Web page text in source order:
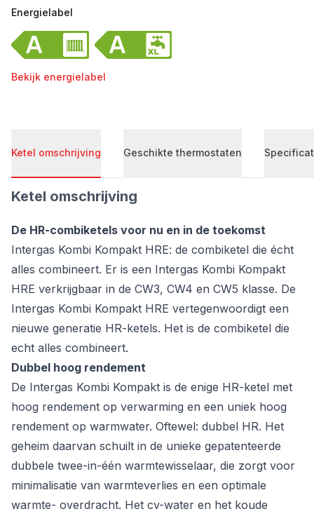
Energielabel
Bekijk energielabel
Ketel omschrijving Geschikte thermostaten
Ketel omschrijving
De HR-combiketels voor nu en in de toekomst
Intergas Kombi Kompakt HRE: de combiketel die écht
alles combineert. Er is een Intergas Kombi Kompakt
HRE verkrijgbaar in de CW3, CW4 en CW5 klasse. De
Intergas Kombi Kompakt HRE vertegenwoordigt een
nieuwe generatie HR-ketels. Het is de combiketel die
echt alles combineert.
Dubbel hoog rendement
De Intergas Kombi Kompakt is de enige HR-ketel met
hoog rendement op verwarming en een uniek hoog
rendement op warmwater. Oftewel: dubbel HR. Het
geheim daarvan schuilt in de unieke gepatenteerde
dubbele twee-in-één warmtewisselaar, die zorgt voor
minimalisatie van warmteverlies en een optimale
warmte- overdracht. Het cv-water en het koude